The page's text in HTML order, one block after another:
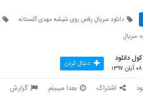
دانلود سریال رقص روی شیشه مهدی گلستانه
سریال
کول دانلود
۰۸ آبان ۱۳۹۷ دنبال کردن
اشتراک بعدا میبینم گزارش